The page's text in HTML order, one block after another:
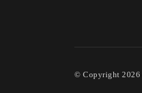
© Copyright 2026